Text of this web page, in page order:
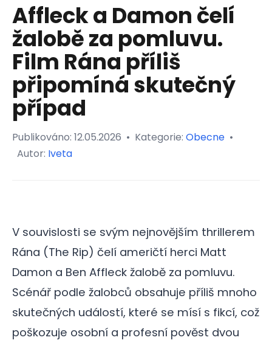
Affleck a Damon čelí
žalobě za pomluvu.
Film Rána příliš
připomíná skutečný
případ
Publikováno: 12.05.2026 • Kategorie: Obecne •
Autor: Iveta
V souvislosti se svým nejnovějším thrillerem
Rána (The Rip) čelí američtí herci Matt
Damon a Ben Affleck žalobě za pomluvu.
Scénář podle žalobců obsahuje příliš mnoho
skutečných událostí, které se mísí s fikcí, což
poškozuje osobní a profesní pověst dvou